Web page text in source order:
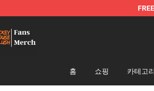
FREE
홈 쇼핑 카테고